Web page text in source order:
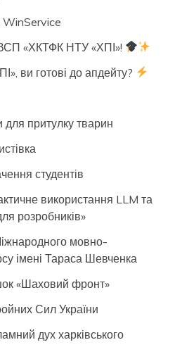
WinService
«ХКТФК НТУ «ХПІ»!
ви готові до апдейту?
для притулку тварин
студентів
використання LLM та
розробників»
мовно-
імені Тараса Шевченка
«Шаховий фронт»
Сил України
дух харківського